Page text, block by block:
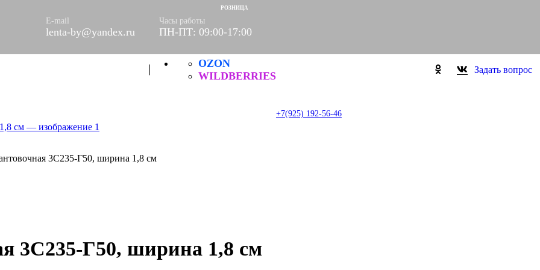
E-mail
lenta-by@yandex.ru
Часы работы
ПН-ПТ: 09:00-17:00
+7(925) 192-56-46
OZON
РОЗНИЦА
WILDBERRIES
Задать вопрос
3С235-Г50, ширина 1,8 см
3С235-Г50, ширина 1,8 см